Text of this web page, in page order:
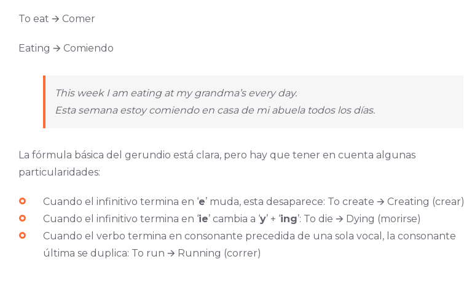
To eat 🡪 Comer
Eating 🡪 Comiendo
This week I am eating at my grandma’s every day.
Esta semana estoy comiendo en casa de mi abuela todos los días.
La fórmula básica del gerundio está clara, pero hay que tener en cuenta algunas
particularidades:
Cuando el infinitivo termina en ‘e’ muda, esta desaparece: To create 🡪 Creating (crear)
Cuando el infinitivo termina en ‘ie’ cambia a ‘y’ + ‘ing’: To die 🡪 Dying (morirse)
Cuando el verbo termina en consonante precedida de una sola vocal, la consonante
última se duplica: To run 🡪 Running (correr)